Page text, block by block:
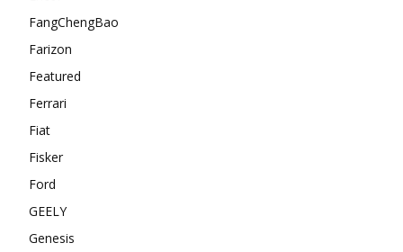
FangChengBao
Farizon
Featured
Ferrari
Fiat
Fisker
Ford
GEELY
Genesis